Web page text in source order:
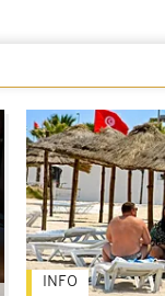
INFO